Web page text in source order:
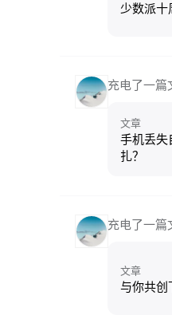
少数派
充电了一篇
文章
手机丢失
扎？
充电了一篇
文章
与你共创